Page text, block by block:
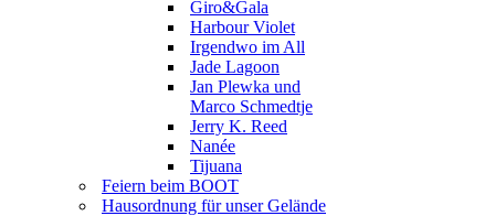
Giro&Gala
Harbour Violet
Irgendwo im All
Jade Lagoon
Jan Plewka und
Marco Schmedtje
Jerry K. Reed
Nanée
Tijuana
Feiern beim BOOT
Hausordnung für unser Gelände